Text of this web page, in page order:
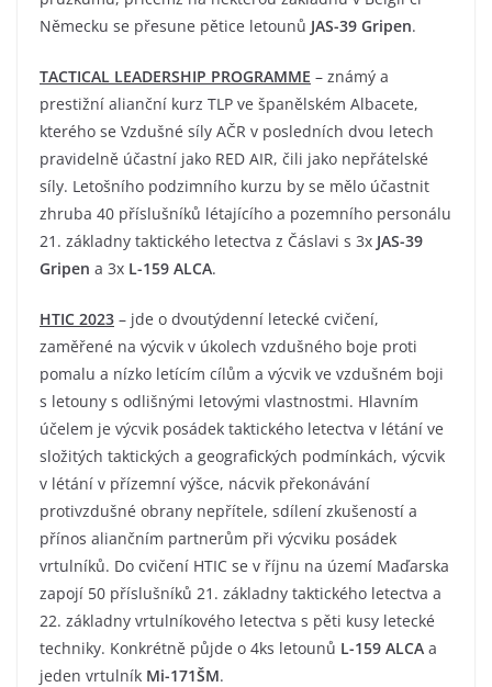
Německu se přesune pětice letounů JAS-39 Gripen.
TACTICAL LEADERSHIP PROGRAMME – známý a
prestižní alianční kurz TLP ve španělském Albacete,
kterého se Vzdušné síly AČR v posledních dvou letech
pravidelně účastní jako RED AIR, čili jako nepřátelské
síly. Letošního podzimního kurzu by se mělo účastnit
zhruba 40 příslušníků létajícího a pozemního personálu
21. základny taktického letectva z Čáslavi s 3x JAS-39
Gripen a 3x L-159 ALCA.
HTIC 2023 – jde o dvoutýdenní letecké cvičení,
zaměřené na výcvik v úkolech vzdušného boje proti
pomalu a nízko letícím cílům a výcvik ve vzdušném boji
s letouny s odlišnými letovými vlastnostmi. Hlavním
účelem je výcvik posádek taktického letectva v létání ve
složitých taktických a geografických podmínkách, výcvik
v létání v přízemní výšce, nácvik překonávání
protivzdušné obrany nepřítele, sdílení zkušeností a
přínos aliančním partnerům při výcviku posádek
vrtulníků. Do cvičení HTIC se v říjnu na území Maďarska
zapojí 50 příslušníků 21. základny taktického letectva a
22. základny vrtulníkového letectva s pěti kusy letecké
techniky. Konkrétně půjde o 4ks letounů L-159 ALCA a
jeden vrtulník Mi-171ŠM.